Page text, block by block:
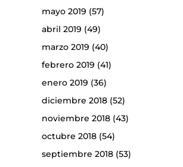
mayo 2019 (57)
abril 2019 (49)
marzo 2019 (40)
febrero 2019 (41)
enero 2019 (36)
diciembre 2018(52)
noviembre 2018(43)
octubre 2018(54)
septiembre 2018(53)